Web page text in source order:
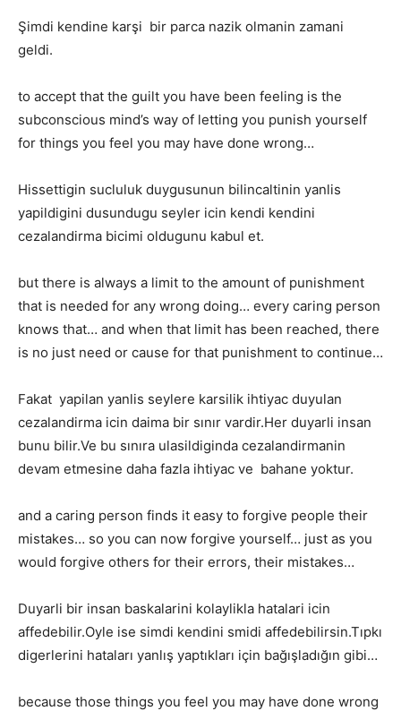
Şimdi kendine karşi bir parca nazik olmanin zamani
geldi.
to accept that the guilt you have been feeling is the
subconscious mind’s way of letting you punish yourself
for things you feel you may have done wrong…
Hissettigin sucluluk duygusunun bilincaltinin yanlis
yapildigini dusundugu seyler icin kendi kendini
cezalandirma bicimi oldugunu kabul et.
but there is always a limit to the amount of punishment
that is needed for any wrong doing… every caring person
knows that… and when that limit has been reached, there
is no just need or cause for that punishment to continue…
Fakat yapilan yanlis seylere karsilik ihtiyac duyulan
cezalandirma icin daima bir sınır vardir.Her duyarli insan
bunu bilir.Ve bu sınıra ulasildiginda cezalandirmanin
devam etmesine daha fazla ihtiyac ve bahane yoktur.
and a caring person finds it easy to forgive people their
mistakes… so you can now forgive yourself… just as you
would forgive others for their errors, their mistakes…
Duyarli bir insan baskalarini kolaylikla hatalari icin
affedebilir.Oyle ise simdi kendini smidi affedebilirsin.Tıpkı
digerlerini hataları yanlış yaptıkları için bağışladığın gibi…
because those things you feel you may have done wrong